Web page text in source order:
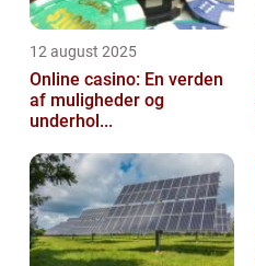
12 august 2025
Online casino: En verden
af muligheder og
underhol...